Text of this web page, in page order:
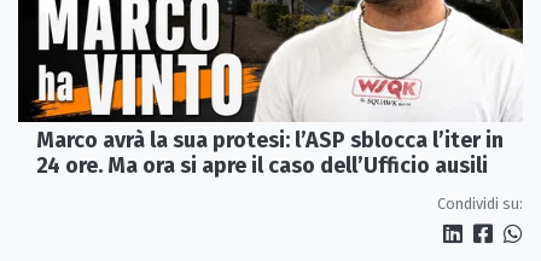
Marco avrà la sua protesi: l’ASP sblocca l’iter in
24 ore. Ma ora si apre il caso dell’Ufficio ausili
Condividi su: